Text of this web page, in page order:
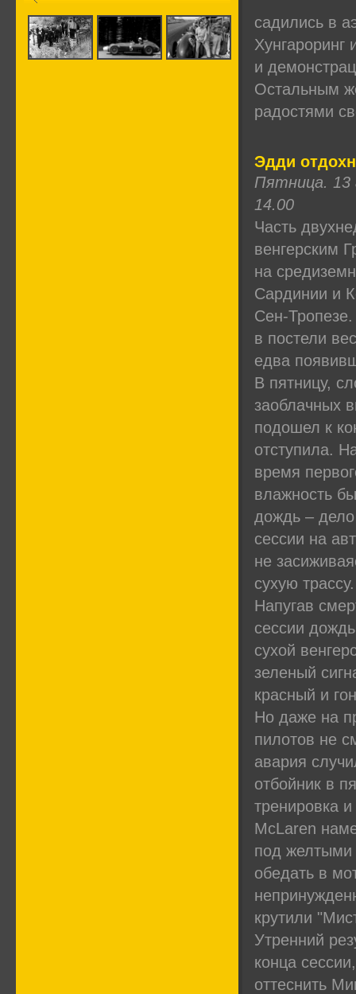
садились в
Хунгароринг
и
Остальным
радостями
Эдди
Пятница. 13
14.00
Часть
венгерским
на
Сардинии и
Сен-
в постели
едва
В пятницу,
заоблачных
подошел к
отступила.
время
влажность
дождь –
сессии на
не
сухую трассу.
Напугав
сессии
сухой
зеленый
красный и
Но даже на
пилотов не
авария
отбойник в
тренировка
McLaren
под желтыми
обедать в
крутили
Утренний
конца
оттеснить